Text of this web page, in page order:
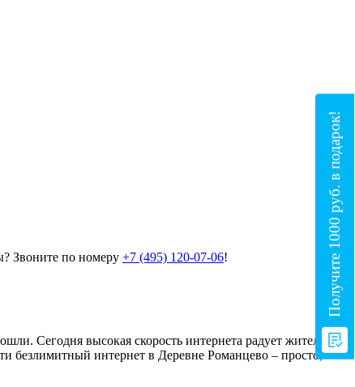
Звоните по номеру +7 (495) 120-07-06!
Сегодня высокая скорость интернета радует жителей ,
безлимитный интернет в Деревне Романцево – просто,
Получите 1000 руб. в подарок!